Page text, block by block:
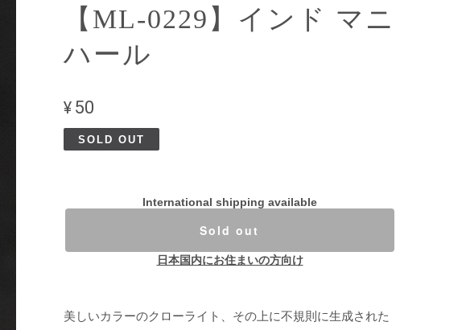
【ML-0229】インド マニ
ハール
¥50
SOLD OUT
International shipping available
Sold out
日本国内にお住まいの方向け
美しいカラーのクローライト、その上に不規則に生成された